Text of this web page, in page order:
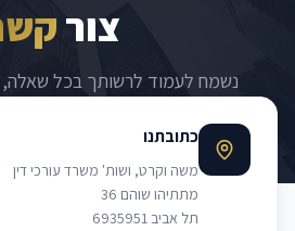
צור
נשמח לעמוד לרשותך בכל שאלה,
כתובתנו
משה וקרט, ושות' משרד עורכי דין
מתתיהו שוהם 36
תל אביב 6935951